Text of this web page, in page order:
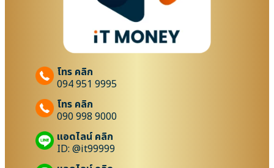
โทร คลิก
094 951 9995
โทร คลิก
090 998 9000
แอดไลน์ คลิก
ID: @it99999